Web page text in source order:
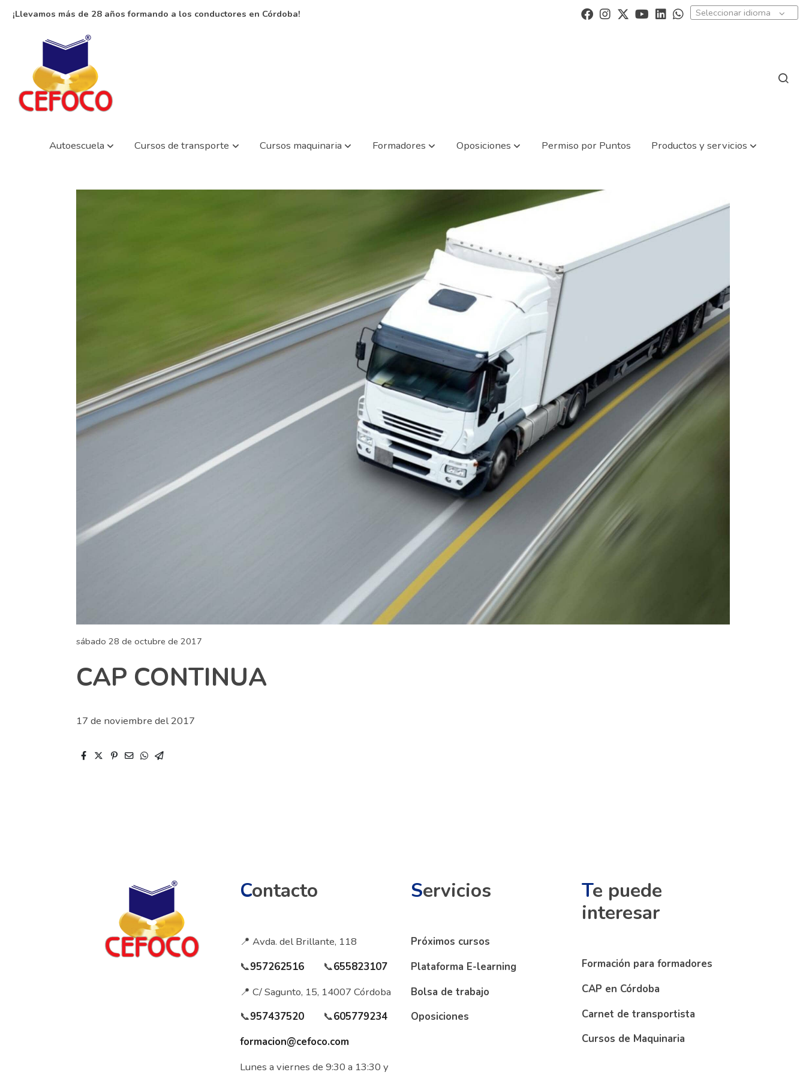
¡Llevamos más de 28 años formando a los conductores en Córdoba! Seleccionar idioma
Autoescuela Cursos de transporte Cursos maquinaria Formadores Oposiciones Permiso por Puntos Productos y servicios
sábado 28 de octubre de 2017
CAP CONTINUA
17 de noviembre del 2017
Contacto
📍 Avda. del Brillante, 118
📞957262516 📞655823107
📍 C/ Sagunto, 15, 14007 Córdoba
📞957437520📞605779234
formacion@cefoco.com
Lunes a viernes de 9:30 a 13:30 y
Servicios
Próximos cursos
Plataforma E-learning
Bolsa de trabajo
Oposiciones
Te puede
interesar
Formación para formadores
CAP en Córdoba
Carnet de transportista
Cursos de Maquinaria